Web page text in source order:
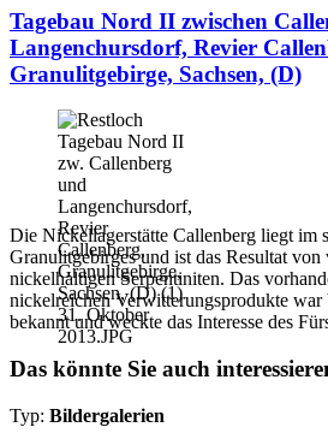
Tagebau Nord II zwischen
Langenchursdorf, Revier
Granulitgebirge, Sachsen, (D)
Die Nickellagerstätte Callenberg liegt im
Granulitgebirges und ist das Resultat von
nickelhaltigen Serpentiniten. Das
nickelreichen Verwitterungsprodukte war
bekannt und weckte das Interesse des
Das könnte Sie auch
Typ: Bildergalerien